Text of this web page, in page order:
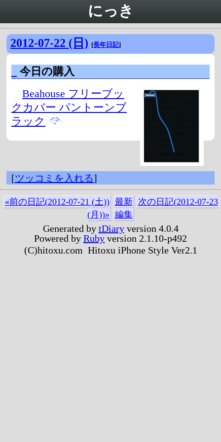
にっき
2012-07-22 (日) [長年日記]
今日の購入
Beahouse フリーブッ
クカバー パントーンブ
ラック
[ツッコミを入れる]
«前の日記(2012-07-21 (土)) 最新
次の日記(2012-07-23
(月))» 編集
Generated by tDiaryversion 4.0.4
Powered by Ruby version 2.1.10-p492